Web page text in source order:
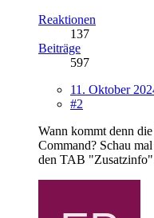
Reaktionen
137
Beiträge
597
11. Oktober
#2
Wann kommt denn
Command? Schau
den TAB